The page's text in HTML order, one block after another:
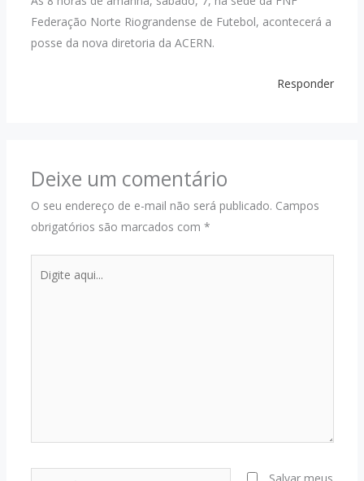
Federação Norte Riograndense de Futebol, acontecerá a
posse da nova diretoria da ACERN.
Responder
Deixe um comentário
O seu endereço de e-mail não será publicado. Campos
obrigatórios são marcados com *
aqui...